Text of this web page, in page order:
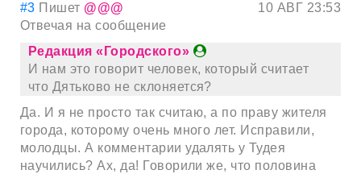
#3 Пишет @@@
10 АВГ 23:53
Отвечая на сообщение
Редакция «Городского»
И нам это говорит человек, который считает
что Дятьково не склоняется?
Да. И я не просто так считаю, а по праву жителя
города, которому очень много лет. Исправили,
молодцы. А комментарии удалять у Тудея
научились? Ах, да! Говорили же, что половина